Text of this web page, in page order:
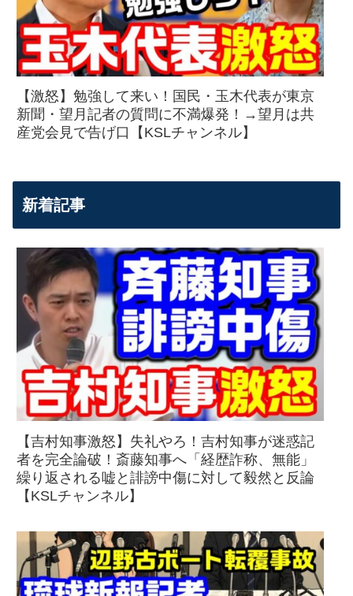
【激怒】勉強して来い！国民・玉木代表が東京
新聞・望月記者の質問に不満爆発！→望月は共
産党会見で告げ口【KSLチャンネル】
新着記事
【吉村知事激怒】失礼やろ！吉村知事が迷惑記
者を完全論破！斎藤知事へ「経歴詐称、無能」
繰り返される嘘と誹謗中傷に対して毅然と反論
【KSLチャンネル】